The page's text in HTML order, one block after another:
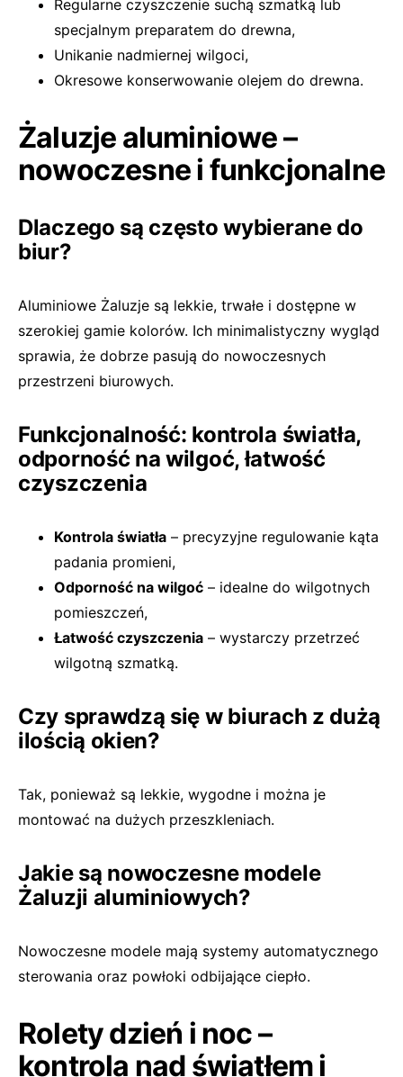
Regularne czyszczenie suchą szmatką lub
specjalnym preparatem do drewna,
Unikanie nadmiernej wilgoci,
Okresowe konserwowanie olejem do drewna.
Żaluzje aluminiowe –
nowoczesne i funkcjonalne
Dlaczego są często wybierane do
biur?
Aluminiowe Żaluzje są lekkie, trwałe i dostępne w
szerokiej gamie kolorów. Ich minimalistyczny wygląd
sprawia, że dobrze pasują do nowoczesnych
przestrzeni biurowych.
Funkcjonalność: kontrola światła,
odporność na wilgoć, łatwość
czyszczenia
Kontrola światła – precyzyjne regulowanie kąta
padania promieni,
Odporność na wilgoć – idealne do wilgotnych
pomieszczeń,
Łatwość czyszczenia – wystarczy przetrzeć
wilgotną szmatką.
Czy sprawdzą się w biurach z dużą
ilością okien?
Tak, ponieważ są lekkie, wygodne i można je
montować na dużych przeszkleniach.
Jakie są nowoczesne modele
Żaluzji aluminiowych?
Nowoczesne modele mają systemy automatycznego
sterowania oraz powłoki odbijające ciepło.
Rolety dzień i noc –
kontrola nad światłem i